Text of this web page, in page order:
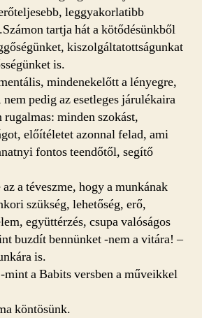
leggyakorlatibb
tartja hát a kötődésünkből
kiszolgáltatottságunkat
is.
mindenekelőtt a lényegre,
nem pedig az esetleges járulékaira
minden szokást,
előítéletet azonnal felad, ami
fontos teendőtől, segítő
a téveszme, hogy a munkának
szükség, lehetőség, erő,
együttérzés, csupa valóságos
buzdít bennünket -nem a vitára! –
is.
a Babits versben a műveikkel
köntösünk.